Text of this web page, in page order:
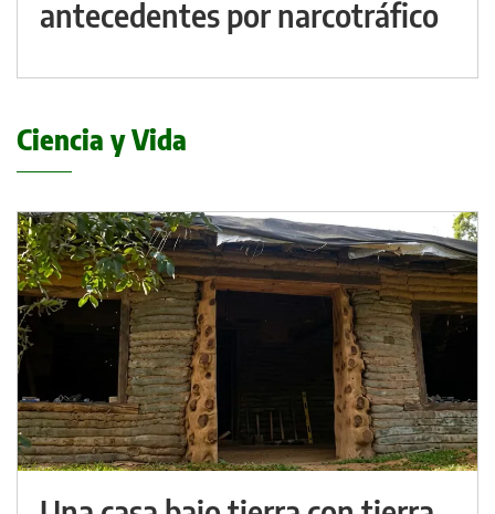
antecedentes por narcotráfico
Ciencia y Vida